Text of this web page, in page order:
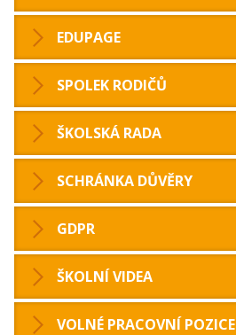
EDUPAGE
SPOLEK RODIČŮ
ŠKOLSKÁ RADA
SCHRÁNKA DŮVĚRY
GDPR
ŠKOLNÍ VIDEA
VOLNÉ PRACOVNÍ POZICE